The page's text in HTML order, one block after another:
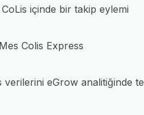
içinde bir takip eylemi
Colis Express
verilerini eGrow analitiğinde